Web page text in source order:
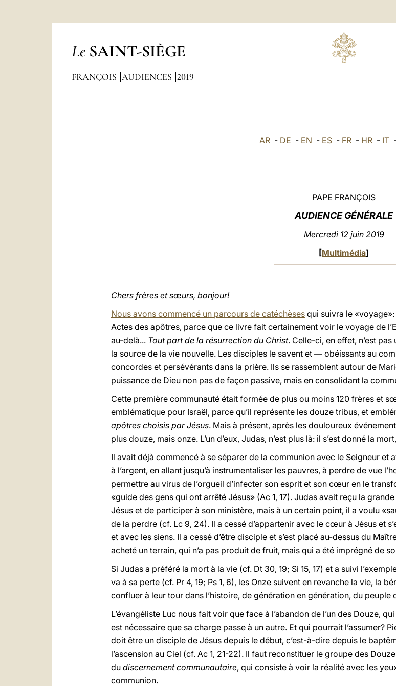
Le SAINT-SIÈGE
FRANÇOIS AUDIENCES 2019
AR- DE - EN - ES- FR- HR- IT
PAPE FRANÇOIS
AUDIENCE GÉNÉRALE
Mercredi 12 juin 2019
[Multimédia]
Chers frères et sœurs, bonjour!
Nous avons commencé un parcours de catéchèses qui suivra le
Actes des apôtres, parce que ce livre fait certainement voir le voyage de
au-delà... Tout part de la résurrection du Christ. Celle-ci, en effet, n’est
la source de la vie nouvelle. Les disciples le savent et — obéissants au
concordes et persévérants dans la prière. Ils se rassemblent autour de
puissance de Dieu non pas de façon passive, mais en consolidant la
Cette première communauté était formée de plus ou moins 120 frères et
emblématique pour Israël, parce qu’il représente les douze tribus, et
apôtres choisis par Jésus. Mais à présent, après les douloureux
plus douze, mais onze. L’un d’eux, Judas, n’est plus là: il s’est donné la
Il avait déjà commencé à se séparer de la communion avec le Seigneur et
à l’argent, en allant jusqu’à instrumentaliser les pauvres, à perdre de vue
permettre au virus de l’orgueil d’infecter son esprit et son cœur en le
«guide des gens qui ont arrêté Jésus» (Ac 1, 17). Judas avait reçu la
Jésus et de participer à son ministère, mais à un certain point, il a voulu
de la perdre (cf. Lc 9, 24). Il a cessé d’appartenir avec le cœur à Jésus et
et avec les siens. Il a cessé d’être disciple et s’est placé au-dessus du
acheté un terrain, qui n’a pas produit de fruit, mais qui a été imprégné de
Si Judas a préféré la mort à la vie (cf. Dt 30, 19; Si 15, 17) et a suivi
va à sa perte (cf. Pr 4, 19; Ps 1, 6), les Onze suivent en revanche la vie, la
confluer à leur tour dans l’histoire, de génération en génération, du peuple
L’évangéliste Luc nous fait voir que face à l’abandon de l’un des Douze,
est nécessaire que sa charge passe à un autre. Et qui pourrait l’assumer?
doit être un disciple de Jésus depuis le début, c’est-à-dire depuis le
l’ascension au Ciel (cf. Ac 1, 21-22). Il faut reconstituer le groupe des
du discernement communautaire, qui consiste à voir la réalité avec les
communion.